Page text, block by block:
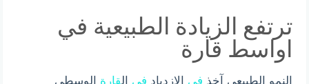
ترتفع الزيادة الطبيعية في
اواسط قارة
النمو الطبيعي آخذ في الازدياد في القارة الوسطى